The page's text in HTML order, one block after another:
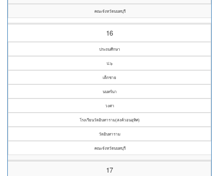
คณะจังหวัดนนทบุรี
16
ประถมศึกษา
ป.๖
เด็กชาย
นนทร์นา
วงศา
โรงเรียนวัดอินทาราม(สงค์วอนอุทิศ)
วัดอินทาราม
คณะจังหวัดนนทบุรี
17